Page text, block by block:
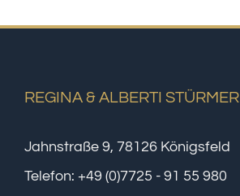
REGINA & ALBERTI STÜRMER
Jahnstraße 9, 78126 Königsfeld
Telefon: +49 (0)7725 - 91 55 980